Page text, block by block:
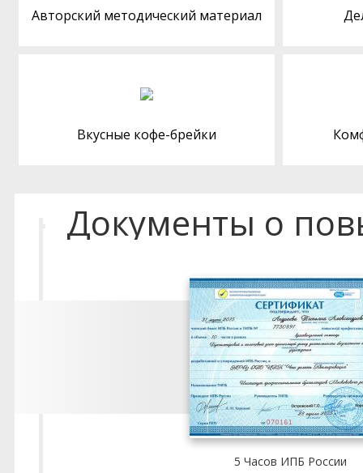
Авторский методический материал
Вкусные кофе-брейки
Документы о
5 Часов ИПБ России